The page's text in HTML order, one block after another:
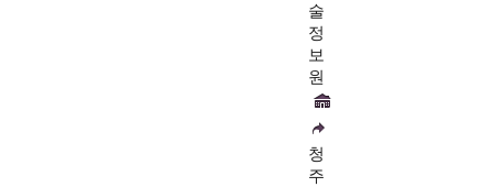
술
정
보
원
청
주